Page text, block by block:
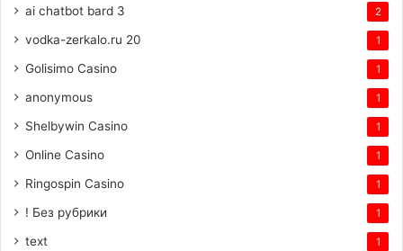
ai chatbot bard 3 2
vodka-zerkalo.ru 20 1
Golisimo Casino 1
anonymous 1
Shelbywin Casino 1
Online Casino 1
Ringospin Casino 1
! Без рубрики 1
text 1